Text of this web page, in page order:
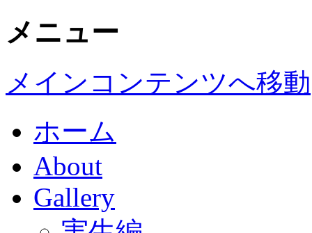
メニュー
メインコンテンツへ移動
ホーム
About
Gallery